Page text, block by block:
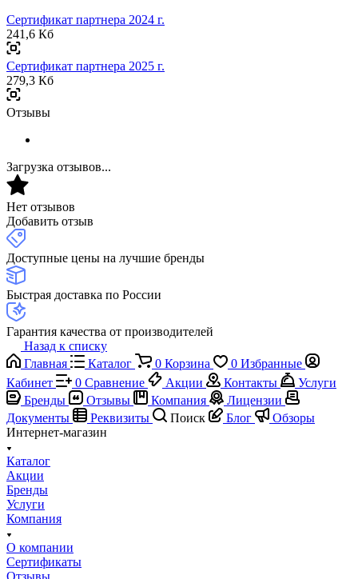
Сертификат партнера 2024 г.
241,6 Кб
Сертификат партнера 2025 г.
279,3 Кб
Отзывы
Загрузка отзывов...
Нет отзывов
Добавить отзыв
Доступные цены на лучшие бренды
Быстрая доставка по России
Гарантия качества от производителей
Назад к списку
Главная
Каталог 0 Корзина 0 Избранные
Кабинет
0 Сравнение Акции Контакты
Услуги
Бренды
Отзывы Компания
Лицензии
Документы
Реквизиты Поиск Блог
Обзоры
Интернет-магазин
Каталог
Акции
Бренды
Услуги
Компания
О компании
Сертификаты
Отзывы